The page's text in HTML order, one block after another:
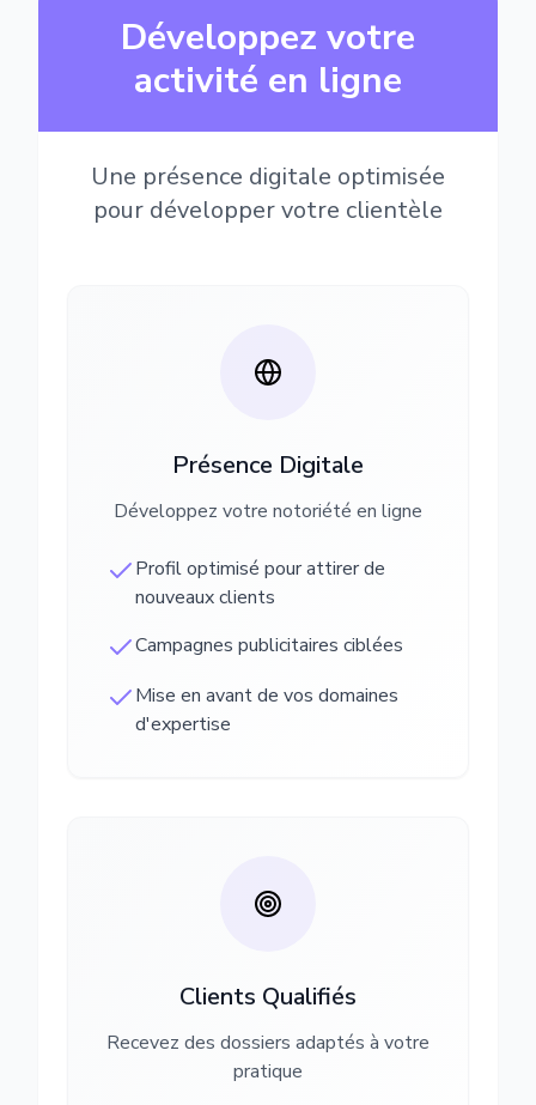
Développez votre
activité en ligne
Une présence digitale optimisée
pour développer votre clientèle
Présence Digitale
Développez votre notoriété en ligne
Profil optimisé pour attirer de
nouveaux clients
Campagnes publicitaires ciblées
Mise en avant de vos domaines
d'expertise
Clients Qualifiés
Recevez des dossiers adaptés à votre
pratique